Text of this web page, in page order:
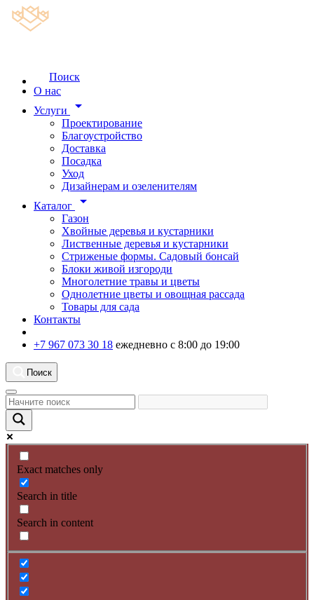
Поиск
О нас
Услуги
arrow_drop_down
Проектирование
Благоустройство
Доставка
Посадка
Уход
Дизайнерам и озеленителям
Каталог
arrow_drop_down
Газон
Хвойные деревья и кустарники
Лиственные деревья и кустарники
Стриженые формы. Садовый бонсай
Блоки живой изгороди
Многолетние травы и цветы
Однолетние цветы и овощная рассада
Товары для сада
Контакты
+7 967 073 30 18 ежедневно с 8:00 до 19:00
Поиск
Exact matches only
Search in title
Search in content